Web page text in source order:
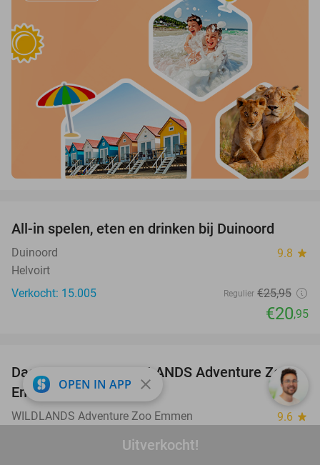
Uitverkocht!
All-in spelen, eten en drinken bij Duinoord
Duinoord 9.8 star
Helvoirt
Verkocht: 15.005
Regulier €25,95
€20,95
24%
Dagentree voor WILDLANDS Adventure Zoo
Emmen
WILDLANDS Adventure Zoo Emmen 9.6 star
OPEN IN APP close